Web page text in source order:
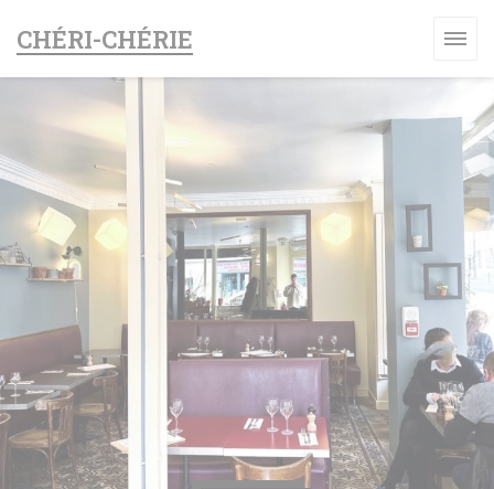
CHÉRI-CHÉRIE